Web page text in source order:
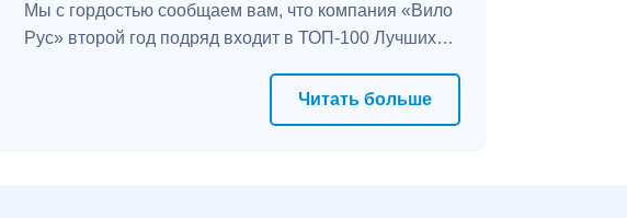
Мы с гордостью сообщаем вам, что компания «Вило
Рус» второй год подряд входит в ТОП-100 Лучших
численностью от 251 до 1000 работников.Читать больше